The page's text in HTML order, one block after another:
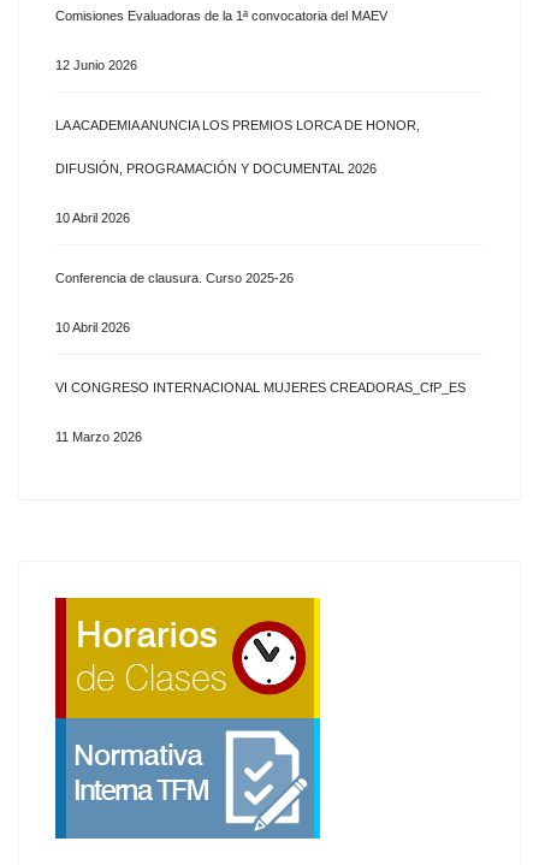
Comisiones Evaluadoras de la 1ª convocatoria del MAEV
12 Junio 2026
LA ACADEMIA ANUNCIA LOS PREMIOS LORCA DE HONOR,
DIFUSIÓN, PROGRAMACIÓN Y DOCUMENTAL 2026
10 Abril 2026
Conferencia de clausura. Curso 2025-26
10 Abril 2026
VI CONGRESO INTERNACIONAL MUJERES CREADORAS_CfP_ES
11 Marzo 2026